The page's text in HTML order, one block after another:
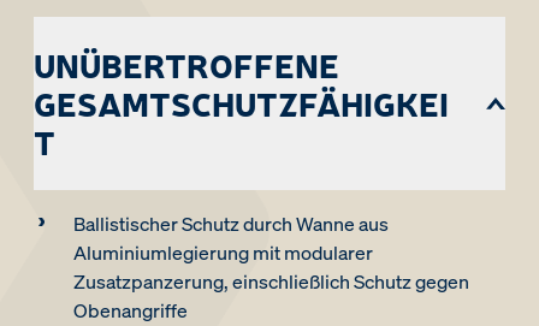
UNÜBERTROFFENE
GESAMTSCHUTZFÄHIGKEI
T
Ballistischer Schutz durch Wanne aus
Aluminiumlegierung mit modularer
Zusatzpanzerung, einschließlich Schutz gegen
Obenangriffe